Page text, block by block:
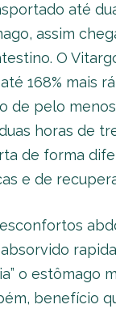
até
assim
O
168% mais
de pelo menos
horas de
de forma
e de
o estômago
benefício